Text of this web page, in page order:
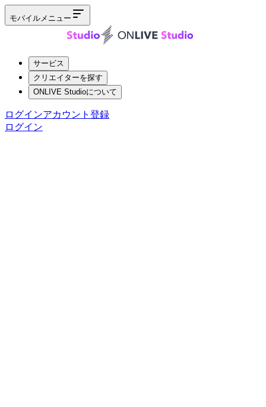
モバイルメニュー
サービス
クリエイターを探す
ONLIVE Studioについて
ログインアカウント登録
ログイン